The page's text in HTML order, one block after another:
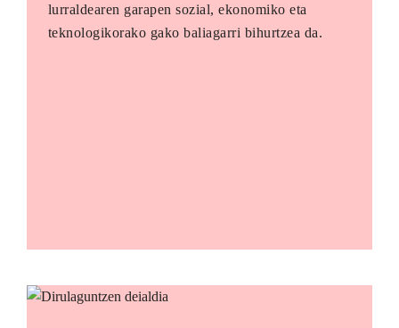
lurraldearen garapen sozial, ekonomiko eta
teknologikorako gako baliagarri bihurtzea da.